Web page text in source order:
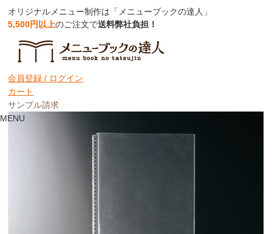
オリジナルメニュー制作は「メニューブックの達人」
5,500円以上のご注文で送料弊社負担！
会員登録 / ログイン
カート
サンプル請求
MENU
【A4対応】中面ビニールポケット30穴
（クリア）【MTBP-A430】